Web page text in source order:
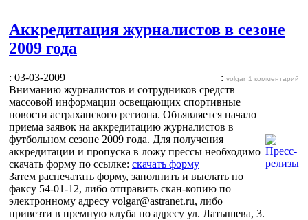
Аккредитация журналистов в сезоне
2009 года
: 03-03-2009 : volgar 1 комментарий
Вниманию журналистов и сотрудников средств
массовой информации освещающих спортивные
новости астраханского региона. Объявляется начало
приема заявок на аккредитацию журналистов в
футбольном сезоне 2009 года. Для получения
аккредитации и пропуска в ложу прессы необходимо
скачать форму по ссылке: скачать форму
Затем распечатать форму, заполнить и выслать по
факсу 54-01-12, либо отправить скан-копию по
электронному адресу volgar@astranet.ru, либо
привезти в премную клуба по адресу ул. Латышева, 3.